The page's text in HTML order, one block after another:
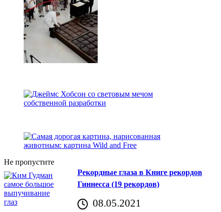
Не пропустите
Рекордные глаза в Книге рекордов
Гиннесса (19 рекордов)
08.05.2021